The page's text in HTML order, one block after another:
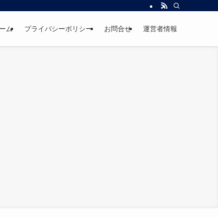
ム プライバシーポリシー お問合せ 運営者情報